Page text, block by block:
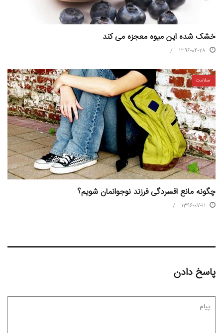
خشک شده این میوه معجزه می کند
1396-04-28
سلامت
چگونه مانع افسردگی فرزند نوجوانمان شویم؟
1396-07-11
پاسخ دادن